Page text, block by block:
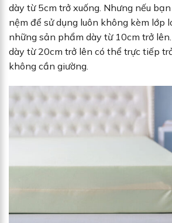
dày từ 5cm trở xuống. Nhưng nếu
nệm để sử dụng luôn không kèm lớp
những sản phẩm dày từ 10cm trở
dày từ 20cm trở lên có thể trực tiếp
không cần giường.